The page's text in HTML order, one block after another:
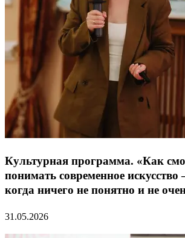
Культурная программа. «Как
понимать современное
когда ничего не понятно и не
31.05.2026